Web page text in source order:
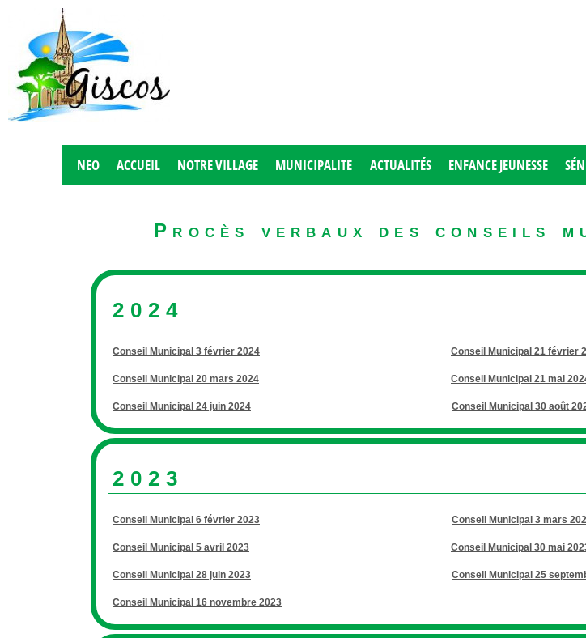
NEO ACCUEIL NOTRE VILLAGE MUNICIPALITE ACTUALITÉS ENFANCE JEUNESSE
Procès verbaux des conseils
2024
Conseil Municipal 3 février 2024 Conseil Municipal 21 février
Conseil Municipal 20 mars 2024 Conseil Municipal 21 mai
Conseil Municipal 24 juin 2024 Conseil Municipal 30 août
2023
Conseil Municipal 6 février 2023 Conseil Municipal 3 mars
Conseil Municipal 5 avril 2023 Conseil Municipal 30 mai
Conseil Municipal 28 juin 2023 Conseil Municipal 25
Conseil Municipal 16 novembre 2023